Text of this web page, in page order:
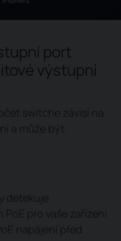
port
výstupní
switche závisí na
a může být:
detekuje
pro vaše zařízení
napájení před